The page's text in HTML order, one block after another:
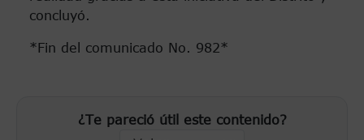
concluyó.
*Fin del comunicado No. 982*
¿Te pareció útil este contenido?